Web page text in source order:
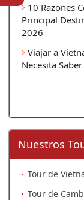
10 Razones
Principal
2026
Viajar a
Necesita Saber
Nuestros
Tour de
Tour de